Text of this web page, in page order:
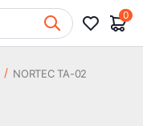
0
/ NORTEC ТА-02